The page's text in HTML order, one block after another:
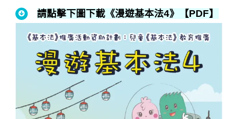
請點擊下圖下載《漫遊基本法4》【PDF】